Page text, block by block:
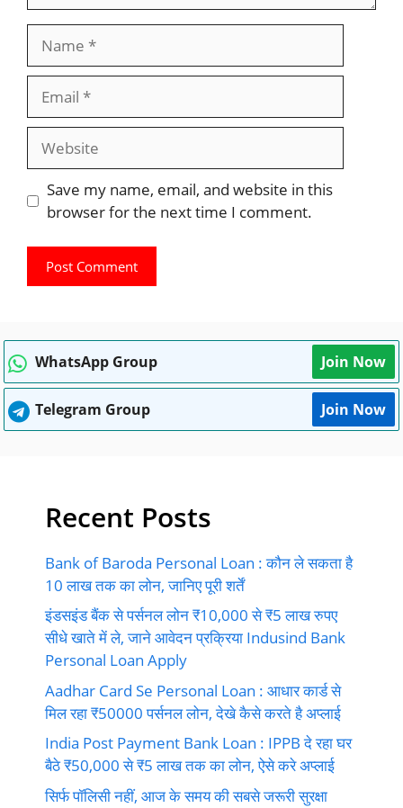
Website
Save my name, email, and website in this
browser for the next time I comment.
WhatsApp Group Join Now
Telegram Group Join Now
Recent Posts
Bank of Baroda Personal Loan : कौन ले सकता है
10 लाख तक का लोन, जानिए पूरी शर्तें
इंडसइंड बैंक से पर्सनल लोन ₹10,000 से ₹5 लाख रुपए
सीधे खाते में ले, जाने आवेदन प्रक्रिया Indusind Bank
Personal Loan Apply
Aadhar Card Se Personal Loan : आधार कार्ड से
मिल रहा ₹50000 पर्सनल लोन, देखे कैसे करते है अप्लाई
India Post Payment Bank Loan : IPPB दे रहा घर
बैठे ₹50,000 से ₹5 लाख तक का लोन, ऐसे करे अप्लाई
सिर्फ पॉलिसी नहीं, आज के समय की सबसे जरूरी सुरक्षा